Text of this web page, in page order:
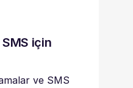
için
ve SMS